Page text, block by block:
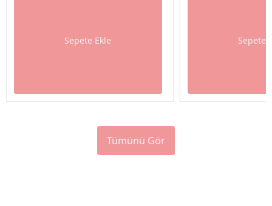
Sepete Ekle Sepete
Tümünü Gör